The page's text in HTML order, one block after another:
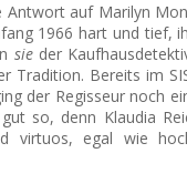
Antwort auf Marilyn
1966 hart und tief,
sieder
Bereits im
der Regisseur noch
so, denn Klaudia
virtuos, egal wie